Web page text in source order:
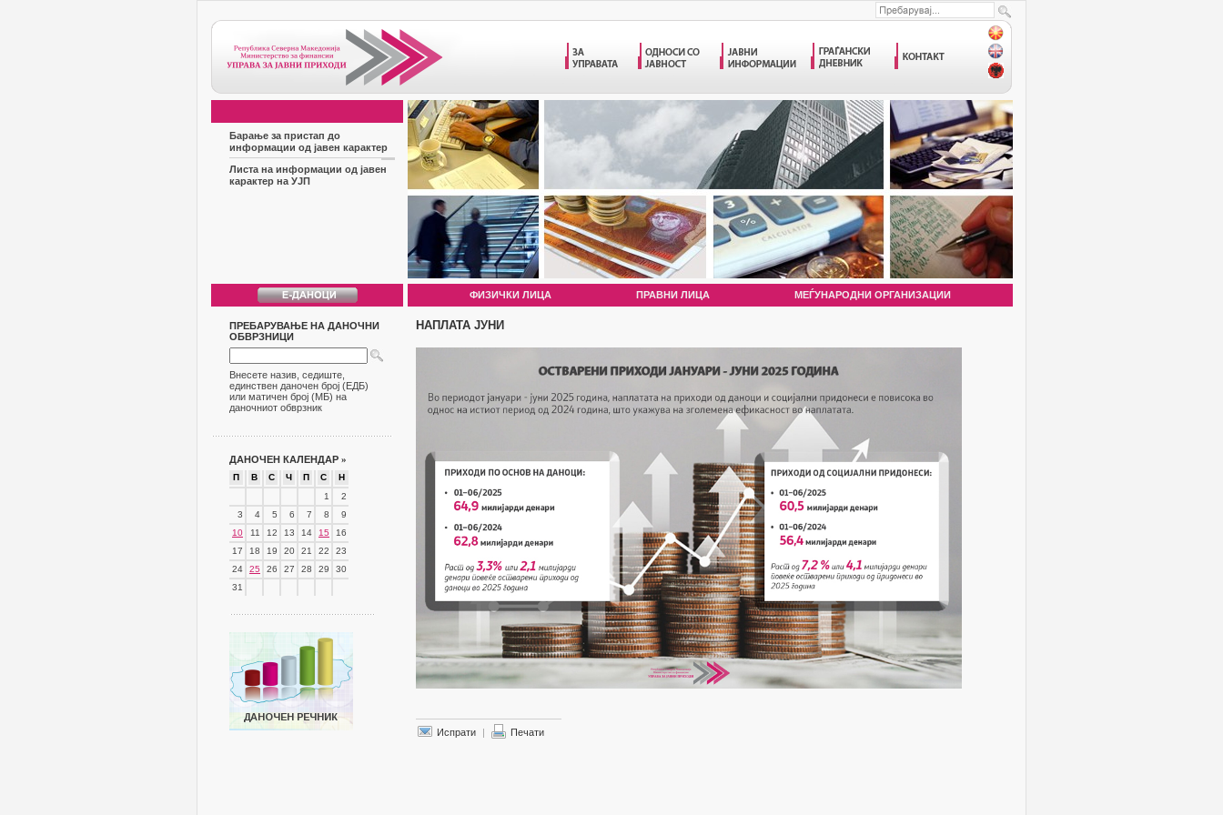
Барање за пристап до
информации од јавен карактер
Листа на информации од јавен
карактер на УЈП
ФИЗИЧКИ ЛИЦА ПРАВНИ ЛИЦА МЕЃУНАРОДНИ ОРГАНИЗАЦИИ
ПРЕБАРУВАЊЕ НА ДАНОЧНИ
ОБВРЗНИЦИ
Внесете назив, седиште,
единствен даночен број (ЕДБ)
или матичен број (МБ) на
даночниот обврзник
ДАНОЧЕН КАЛЕНДАР »
П В С Ч П С
Н
1
2
3
4 5 6 7 8
9
10
11 12 13 14 15
16
17
18 19 20 21 22
23
24
25 26 27 28 29
30
31
НАПЛАТА ЈУНИ
Испрати | Печати